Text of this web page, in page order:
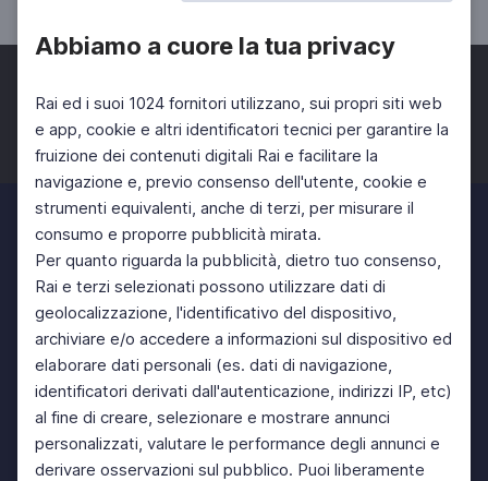
Abbiamo a cuore la tua privacy
Rai ed i suoi 1024 fornitori utilizzano, sui propri siti web
e app, cookie e altri identificatori tecnici per garantire la
fruizione dei contenuti digitali Rai e facilitare la
navigazione e, previo consenso dell'utente, cookie e
strumenti equivalenti, anche di terzi, per misurare il
consumo e proporre pubblicità mirata.
Per quanto riguarda la pubblicità, dietro tuo consenso,
Rai e terzi selezionati possono utilizzare dati di
geolocalizzazione, l'identificativo del dispositivo,
archiviare e/o accedere a informazioni sul dispositivo ed
elaborare dati personali (es. dati di navigazione,
identificatori derivati dall'autenticazione, indirizzi IP, etc)
al fine di creare, selezionare e mostrare annunci
personalizzati, valutare le performance degli annunci e
derivare osservazioni sul pubblico. Puoi liberamente
Facebook Twitter Instagram